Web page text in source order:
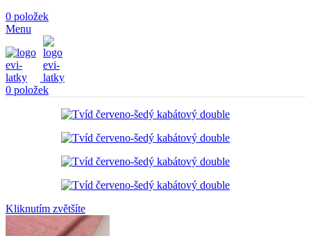
0 položek
Menu
0 položek
Kliknutím zvětšíte